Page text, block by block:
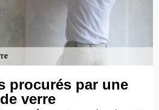
procurés par une
verre